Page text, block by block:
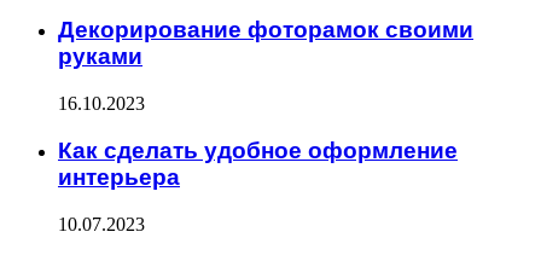
Декорирование фоторамок своими
руками
16.10.2023
Как сделать удобное оформление
интерьера
10.07.2023